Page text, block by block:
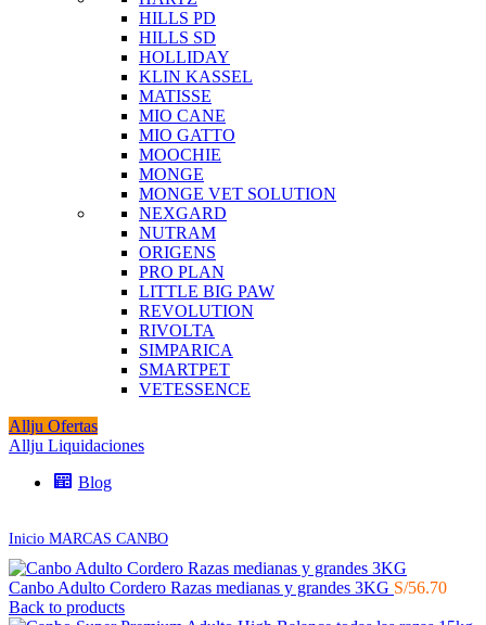
HILLS PD
HILLS SD
HOLLIDAY
KLIN KASSEL
MATISSE
MIO CANE
MIO GATTO
MOOCHIE
MONGE
MONGE VET SOLUTION
NEXGARD
NUTRAM
ORIGENS
PRO PLAN
LITTLE BIG PAW
REVOLUTION
RIVOLTA
SIMPARICA
SMARTPET
VETESSENCE
Allju Ofertas
Allju Liquidaciones
Blog
Click to enlarge
Inicio MARCAS CANBO
Canbo Adulto Cordero Razas medianas y grandes 3KG S/56.70
Back to products